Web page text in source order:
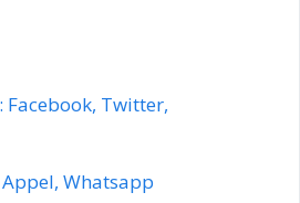
Facebook, Twitter,
Appel, Whatsapp